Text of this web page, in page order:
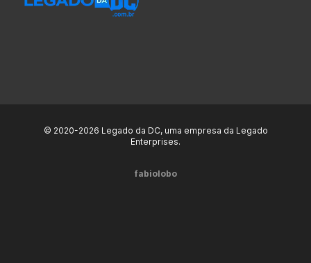
© 2020-2026 Legado da DC, uma empresa da Legado
Enterprises.
fabiolobo